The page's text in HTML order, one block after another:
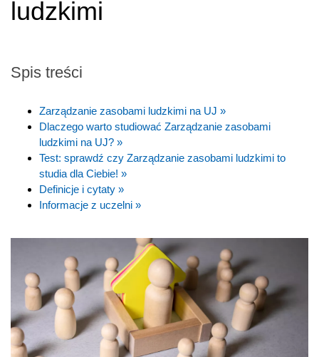
ludzkimi
Spis treści
Zarządzanie zasobami ludzkimi na UJ »
Dlaczego warto studiować Zarządzanie zasobami
ludzkimi na UJ? »
Test: sprawdź czy Zarządzanie zasobami ludzkimi to
studia dla Ciebie! »
Definicje i cytaty »
Informacje z uczelni »